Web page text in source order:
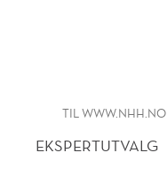
TIL WWW.NHH.NO
EKSPERTUTVALG